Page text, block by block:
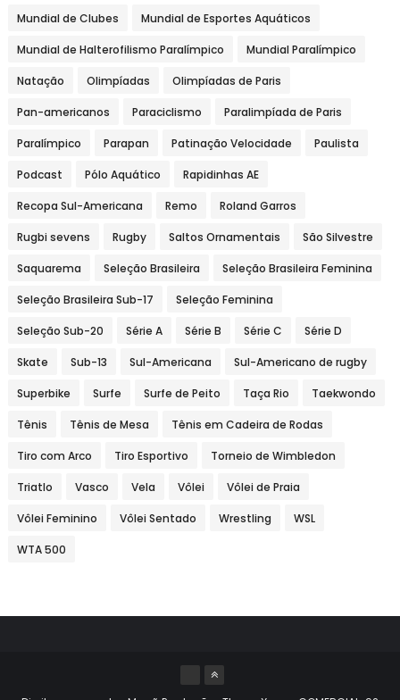
Mundial de Clubes Mundial de Esportes Aquáticos
Mundial de Halterofilismo Paralímpico Mundial Paralímpico
Natação Olimpíadas Olimpíadas de Paris
Pan-americanos Paraciclismo Paralimpíada de Paris
Paralímpico Parapan Patinação Velocidade Paulista
Podcast Pólo Aquático Rapidinhas AE
Recopa Sul-Americana Remo Roland Garros
Rugbi sevens Rugby Saltos Ornamentais São Silvestre
Saquarema Seleção Brasileira Seleção Brasileira Feminina
Seleção Brasileira Sub-17 Seleção Feminina
Seleção Sub-20 Série A Série B Série C Série D
Skate Sub-13 Sul-Americana Sul-Americano de rugby
Superbike Surfe Surfe de Peito Taça Rio Taekwondo
Tênis Tênis de Mesa Tênis em Cadeira de Rodas
Tiro com Arco Tiro Esportivo Torneio de Wimbledon
Triatlo Vasco Vela Vôlei Vôlei de Praia
Vôlei Feminino Vôlei Sentado Wrestling WSL
WTA 500